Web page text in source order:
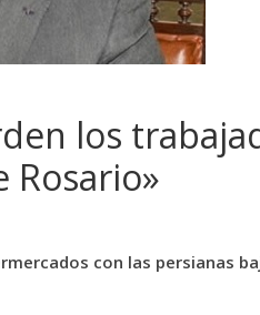
los
con las persianas